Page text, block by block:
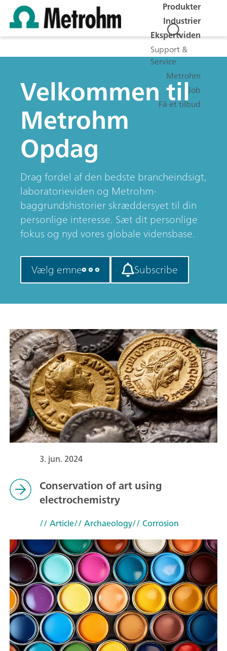
Produkter
Industrier
Ekspertviden
Support &
Service
Metrohm
Job
Få et tilbud
Velkommen til
Metrohm
Opdag
Drag fordel af den bedste brancheindsigt,
laboratorieviden og Metrohm-
baggrundshistorier skræddersyet til din
personlige interesse. Sæt dit personlige
fokus og nyd vores globale vidensbase.
Vælg emne Subscribe
3. jun. 2024
Conservation of art using
electrochemistry
// Article// Archaeology// Corrosion